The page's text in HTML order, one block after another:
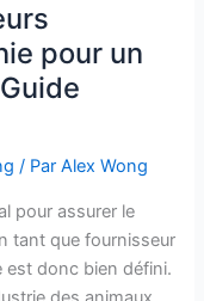
pour un
/ ParAlex Wong
pour assurer le
tant que fournisseur
est donc bien défini.